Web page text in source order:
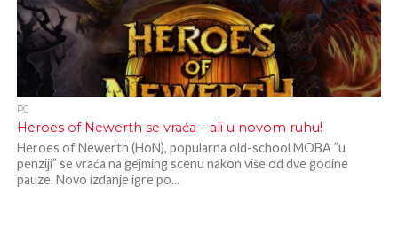
PC
Heroes of Newerth se vraća – ali u novom ruhu!
Heroes of Newerth (HoN), popularna old-school MOBA ”u
penziji” se vraća na gejming scenu nakon više od dve godine
pauze. Novo izdanje igre po...